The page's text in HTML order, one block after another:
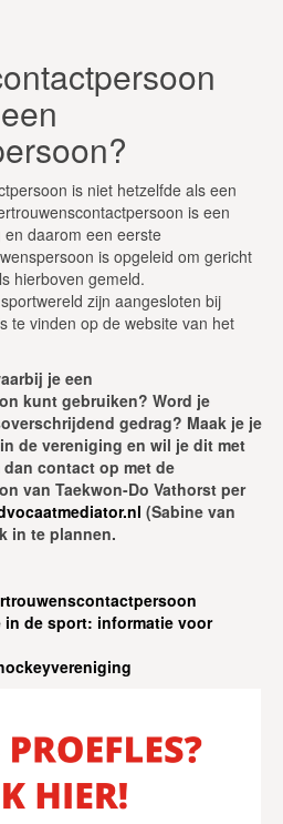
is niet hetzelfde als een
is een
daarom een eerste
is opgeleid om gericht
hierboven gemeld.
zijn aangesloten bij
te vinden op de website van het
je een
kunt gebruiken? Word je
gedrag? Maak je je
de vereniging en wil je dit met
dan contact op met de
van Taekwon-Do Vathorst per
(Sabine van
in te plannen.
in de sport: informatie voor